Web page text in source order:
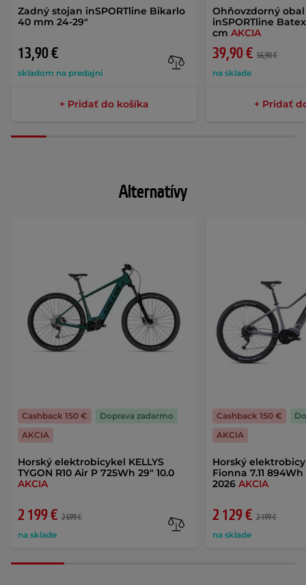
Zadný stojan inSPORTline Bikarlo
40 mm 24-29"
13,90 €
skladom na predajni
+ Pridať do košíka
Ohňovzdorný
inSPORTline
cmAKCIA
39,90 € 56,90 €
na sklade
+ Pridať
Alternatívy
Horský elektrobicykel KELLYS
TYGON R10 Air P 725Wh 29" 10.0
AKCIA
2 199 € 2 699 €
na sklade
Cashback 150 €
Doprava zadarmo
AKCIA
Horský
Fionna 7.11
2026AKCIA
2 129 € 2 199 €
na sklade
Cashback 150 €
AKCIA